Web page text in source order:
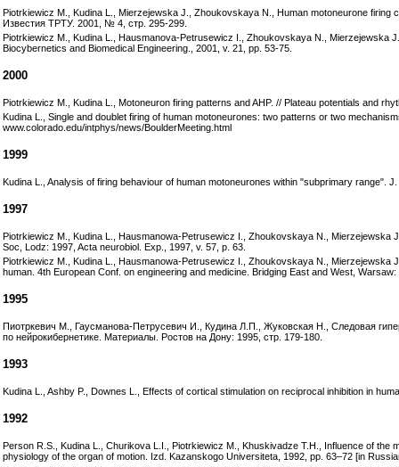
Piotrkiewicz M., Kudina L., Mierzejewska J., Zhoukovskaya N., Human motoneurone
Известия ТРТУ. 2001, № 4, стр. 295-299.
Piotrkiewicz M., Kudina L., Hausmanova-Petrusewicz I., Zhoukovskaya N., Mierzejewska
Biocybernetics and Biomedical Engineering., 2001, v. 21, pp. 53-75.
2000
Piotrkiewicz M., Kudina L., Motoneuron firing patterns and AHP. // Plateau potentials and
Kudina L., Single and doublet firing of human motoneurones: two patterns or two
www.colorado.edu/intphys/news/BoulderMeeting.html
1999
Kudina L., Analysis of firing behaviour of human motoneurones within "subprimary range".
1997
Piotrkiewicz M., Kudina L., Hausmanowa-Petrusewicz I., Zhoukovskaya N.,
Soc, Lodz: 1997, Acta neurobiol. Exp., 1997, v. 57, p. 63.
Piotrkiewicz M., Kudina L., Hausmanowa-Petrusewicz I., Zhoukovskaya N.,
human. 4th European Conf. on engineering and medicine. Bridging East and West,
1995
Пиотркевич М., Гаусманова-Петрусевич И., Кудина Л.П., Жуковская Н., Следовая
по нейрокибернетике. Материалы. Ростов на Дону: 1995, стр. 179-180.
1993
Kudina L., Ashby P., Downes L., Effects of cortical stimulation on reciprocal inhibition in
1992
Person R.S., Kudina L., Churikova L.I., Piotrkiewicz M., Khuskivadze T.H., Influence of
physiology of the organ of motion. Izd. Kazanskogo Universiteta, 1992, pp. 63–72 [in